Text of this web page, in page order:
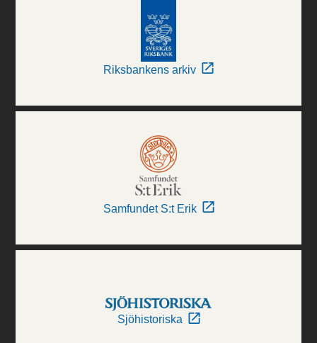
Riksbankens arkiv
Samfundet S:t Erik
Sjöhistoriska